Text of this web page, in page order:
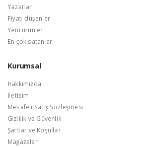
Yazarlar
Fiyatı düşenler
Yeni ürünler
En çok satanlar
Kurumsal
Hakkımızda
İletisim
Mesafeli Satış Sözleşmesi
Gizlilik ve Güvenlik
Şartlar ve Koşullar
Mağazalar